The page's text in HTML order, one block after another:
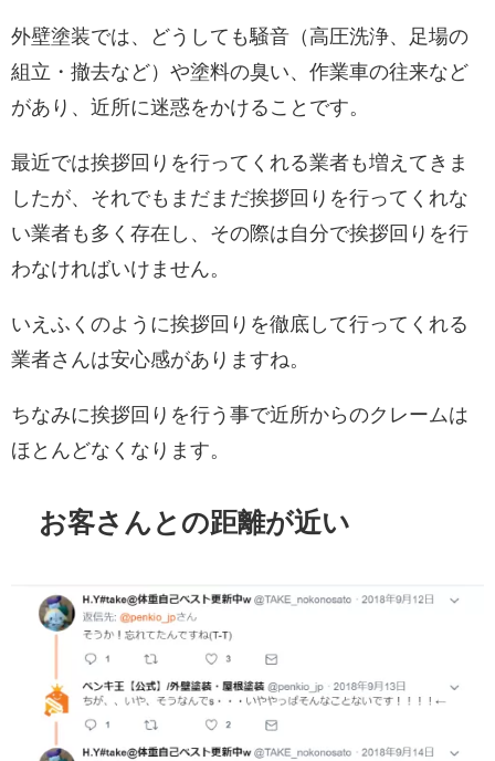
外壁塗装では、どうしても騒音（高圧洗浄、足場の
組立・撤去など）や塗料の臭い、作業車の往来など
があり、近所に迷惑をかけることです。
最近では挨拶回りを行ってくれる業者も増えてきま
したが、それでもまだまだ挨拶回りを行ってくれな
い業者も多く存在し、その際は自分で挨拶回りを行
わなければいけません。
いえふくのように挨拶回りを徹底して行ってくれる
業者さんは安心感がありますね。
ちなみに挨拶回りを行う事で近所からのクレームは
ほとんどなくなります。
お客さんとの距離が近い